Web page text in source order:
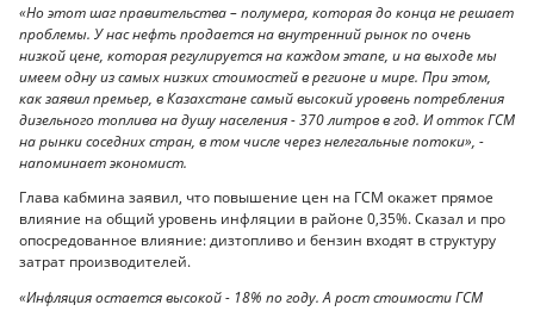
«Но этот шаг правительства – полумера, которая до конца не решает
проблемы. У нас нефть продается на внутренний рынок по очень
низкой цене, которая регулируется на каждом этапе, и на выходе мы
имеем одну из самых низких стоимостей в регионе и мире. При этом,
как заявил премьер, в Казахстане самый высокий уровень потребления
дизельного топлива на душу населения - 370 литров в год. И отток ГСМ
на рынки соседних стран, в том числе через нелегальные потоки», -
напоминает экономист.
Глава кабмина заявил, что повышение цен на ГСМ окажет прямое
влияние на общий уровень инфляции в районе 0,35%. Сказал и про
опосредованное влияние: дизтопливо и бензин входят в структуру
затрат производителей.
«Инфляция остается высокой - 18% по году. А рост стоимости ГСМ